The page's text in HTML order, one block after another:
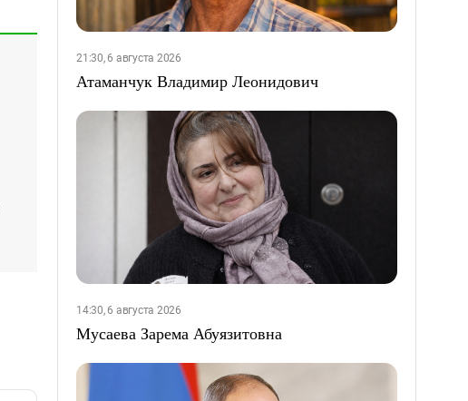
21:30, 6 августа 2026
Атаманчук Владимир Леонидович
14:30, 6 августа 2026
Мусаева Зарема Абуязитовна